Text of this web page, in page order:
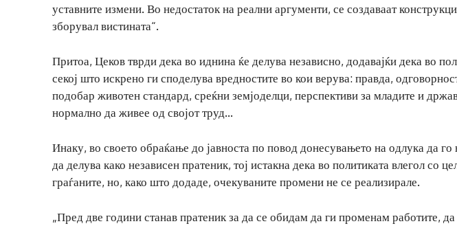
уставните измени. Во недостаток на реални аргументи, се создаваат
зборувал вистината“.
Притоа, Цеков тврди дека во иднина ќе делува независно, додавајќи дека во
секој што искрено ги споделува вредностите во кои верува: правда,
подобар животен стандард, среќни земјоделци, перспективи за младите и
нормално да живее од својот труд…
Инаку, во своето обраќање до јавноста по повод донесувањето на одлука да
да делува како независен пратеник, тој истакна дека во политиката влегол со
граѓаните, но, како што додаде, очекуваните промени не се реализирале.
„Пред две години станав пратеник за да се обидам да ги променам работите,